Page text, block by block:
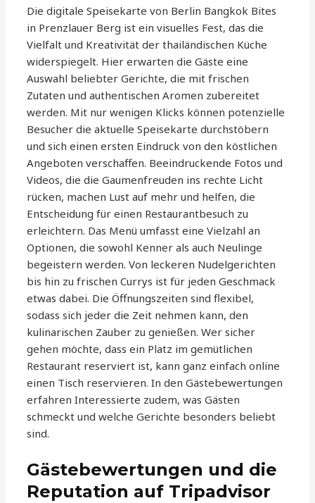
Die digitale Speisekarte von Berlin Bangkok Bites
in Prenzlauer Berg ist ein visuelles Fest, das die
Vielfalt und Kreativität der thailändischen Küche
widerspiegelt. Hier erwarten die Gäste eine
Auswahl beliebter Gerichte, die mit frischen
Zutaten und authentischen Aromen zubereitet
werden. Mit nur wenigen Klicks können potenzielle
Besucher die aktuelle Speisekarte durchstöbern
und sich einen ersten Eindruck von den köstlichen
Angeboten verschaffen. Beeindruckende Fotos und
Videos, die die Gaumenfreuden ins rechte Licht
rücken, machen Lust auf mehr und helfen, die
Entscheidung für einen Restaurantbesuch zu
erleichtern. Das Menü umfasst eine Vielzahl an
Optionen, die sowohl Kenner als auch Neulinge
begeistern werden. Von leckeren Nudelgerichten
bis hin zu frischen Currys ist für jeden Geschmack
etwas dabei. Die Öffnungszeiten sind flexibel,
sodass sich jeder die Zeit nehmen kann, den
kulinarischen Zauber zu genießen. Wer sicher
gehen möchte, dass ein Platz im gemütlichen
Restaurant reserviert ist, kann ganz einfach online
einen Tisch reservieren. In den Gästebewertungen
erfahren Interessierte zudem, was Gästen
schmeckt und welche Gerichte besonders beliebt
sind.
Gästebewertungen und die
Reputation auf Tripadvisor